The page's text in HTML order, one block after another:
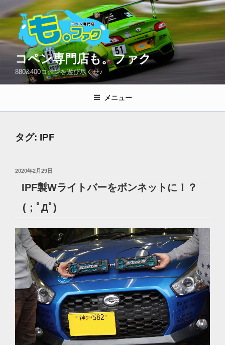
ン
テ
ン
プ
コペン専門店も。ファク
880&400コペンを遊び尽くせ♪
メニュー
タグ: IPF
投
2020年2月29日
IPF製Wライトバーをボンネットに！？
(；ﾟДﾟ)